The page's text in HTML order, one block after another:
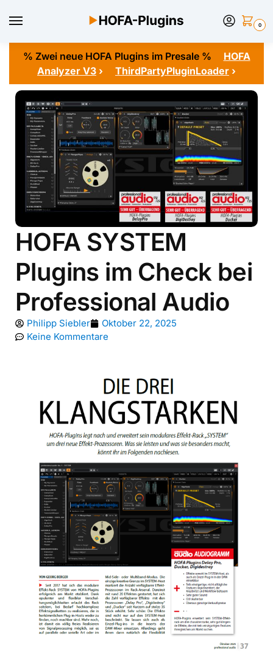
0
% Zwei neue HOFA Plugins im Presale %
HOFA
Analyzer V3 › ThirdPartyPluginLoader ›
HOFA SYSTEM
Plugins im Check bei
Professional Audio
Philipp Siebler
Oktober 22, 2025
Keine Kommentare